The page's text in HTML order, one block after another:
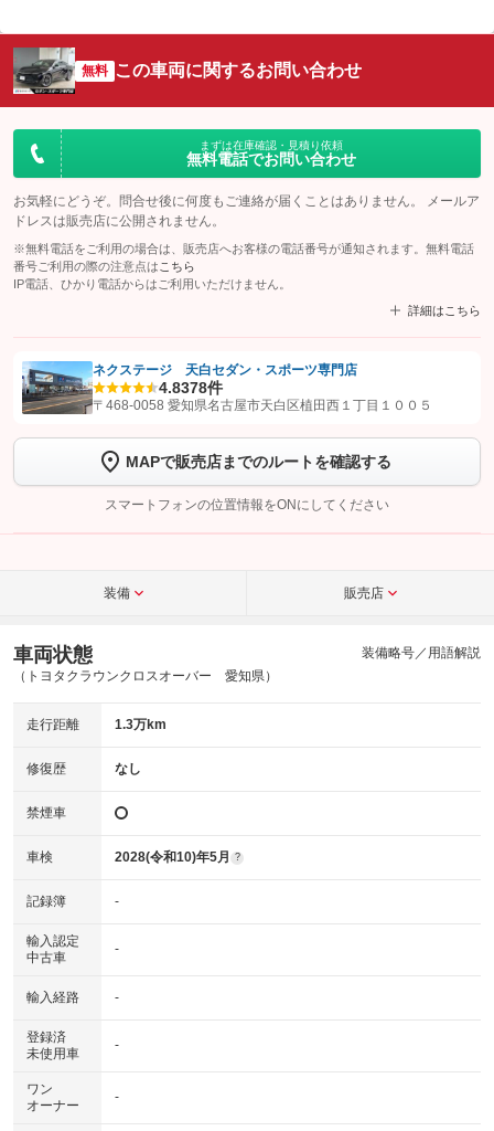
無料 この車両に関するお問い合わせ
まずは在庫確認・見積り依頼
無料電話でお問い合わせ
お気軽にどうぞ。問合せ後に何度もご連絡が届くことはありません。 メールア
ドレスは販売店に公開されません。
※無料電話をご利用の場合は、販売店へお客様の電話番号が通知されます。無料電話
番号ご利用の際の注意点は こちら
IP電話、ひかり電話からはご利用いただけません。
詳細はこちら
【STEP1】認証画面でグーネットを友だち追加してから「許可する」ボタンを押
トーク画面で
ボタンをタップして問い合わせを
完了してください。
こちら
ネクステージ 天白セダン・スポーツ専門店
4.8378件
〒468-0058 愛知県名古屋市天白区植田西１丁目１００５
MAPで販売店までのルートを確認する
スマートフォンの位置情報をONにしてください
装備 販売店
車両状態
（トヨタクラウンクロスオーバー 愛知県）
装備略号／用語解説
走行距離 1.3万km
修復歴 なし
禁煙車
車検 2028(令和10)年5月 ?
記録簿 -
輸入認定
中古車
-
輸入経路 -
登録済
未使用車
-
ワン
オーナー
-